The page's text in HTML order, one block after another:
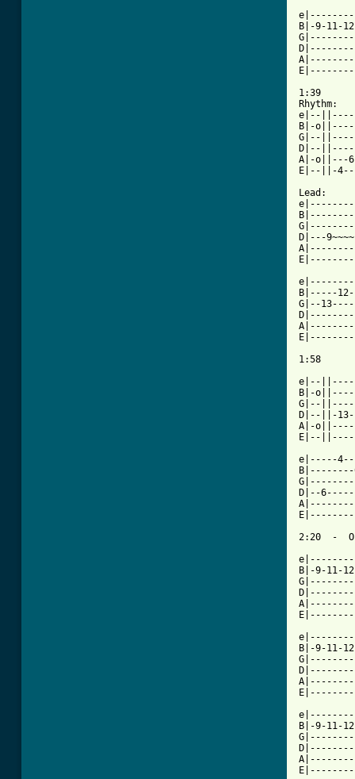
B|-9-11-
1:39
Rhythm:
e|--
B|-
G|--
D|--
A|-o||---
E|--||-
Lead:
D|---
e|--------
B|-----
G|--
1:58
e|--
B|-
G|--
D|--||-
A|-
e|-----
D|--
2:20  -
e|---------
B|-9-11-
e|---------
B|-9-11-
B|-9-11-